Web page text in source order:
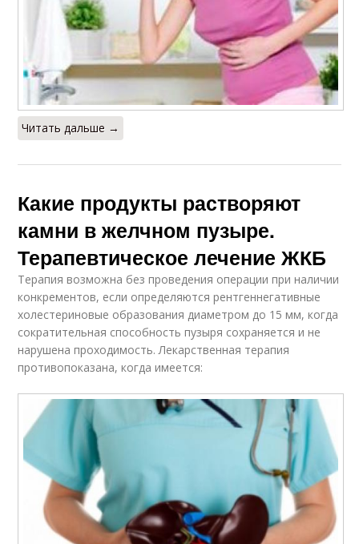
Читать дальше →
Какие продукты растворяют
камни в желчном пузыре.
Терапевтическое лечение ЖКБ
Терапия возможна без проведения операции при наличии
конкрементов, если определяются рентгеннегативные
холестериновые образования диаметром до 15 мм, когда
сократительная способность пузыря сохраняется и не
нарушена проходимость. Лекарственная терапия
противопоказана, когда имеется: